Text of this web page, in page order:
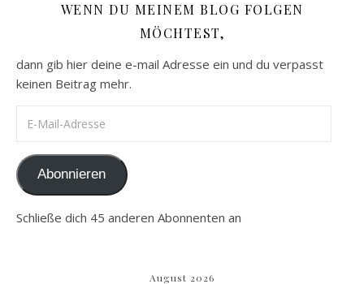
WENN DU MEINEM BLOG FOLGEN
MÖCHTEST,
dann gib hier deine e-mail Adresse ein und du verpasst
keinen Beitrag mehr.
Abonnieren
Schließe dich 45 anderen Abonnenten an
August 2026